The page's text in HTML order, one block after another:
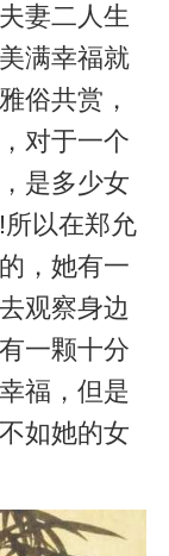
妻二人生
满幸福就
俗共赏，
对于一个
是多少女
以在郑允
，她有一
观察身边
一颗十分
福，但是
如她的女